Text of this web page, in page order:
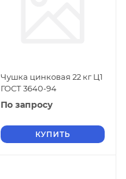
Чушка цинковая 22 кг Ц1
ГОСТ 3640-94
По запросу
КУПИТЬ